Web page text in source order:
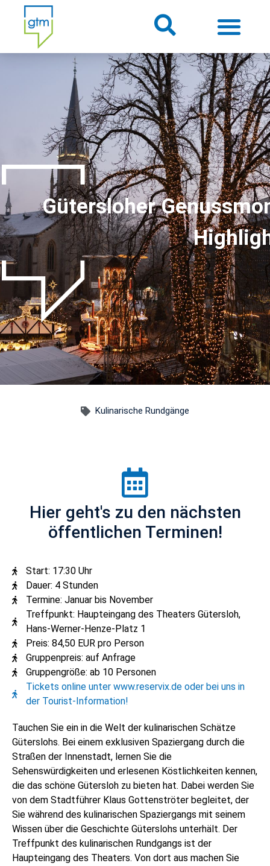
Über uns
Themenwelten
Über Gütersloh
Veranstaltungen
Gütersloher
Kulinarische Rundgänge
Hier geht's zu den nächsten
öffentlichen Terminen!
Start: 17:30 Uhr
Dauer: 4 Stunden
Termine: Januar bis November
Treffpunkt: Haupteingang des Theaters Gütersloh,
Hans-Werner-Henze-Platz 1
Preis: 84,50 EUR pro Person
Gruppenpreis: auf Anfrage
Gruppengröße: ab 10 Personen
Tickets online unter www.reservix.de oder bei uns in
der Tourist-Information!
Tauchen Sie ein in die Welt der kulinarischen Schätze
Güterslohs. Bei einem exklusiven Spaziergang durch die
Straßen der Innenstadt, lernen Sie die
Sehenswürdigkeiten und erlesenen Köstlichkeiten kennen,
die das schöne Gütersloh zu bieten hat. Dabei werden Sie
von dem Stadtführer Klaus Gottenströter begleitet, der
Sie während des kulinarischen Spaziergangs mit seinem
Wissen über die Geschichte Güterslohs unterhält. Der
Treffpunkt des kulinarischen Rundgangs ist der
Haupteingang des Theaters. Von dort aus machen Sie